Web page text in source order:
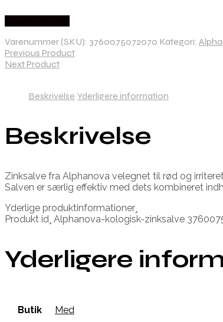
Varenummer (SKU): 3760075072070 Kategori:
Previous Product
Next Product
Beskrivelse Yderligere information
Beskrivelse
Zinksalve fra Alphanova velegnet til rød og
Salven er særlig effektiv med dets kombineret
Yderlige produktinformationer¸
Produkt id¸ Alphanova-kologisk-zinksalve
Yderligere
Butik Med